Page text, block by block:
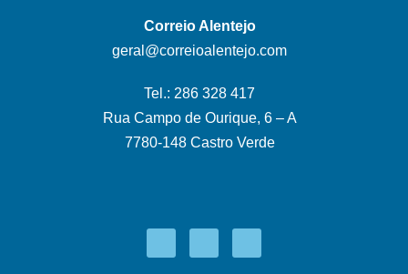
Correio Alentejo
geral@correioalentejo.com
Tel.: 286 328 417
Rua Campo de Ourique, 6 – A
7780-148 Castro Verde